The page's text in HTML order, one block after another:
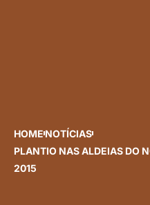
HOME NOTÍCIAS
PLANTIO NAS ALDEIAS DO
2015